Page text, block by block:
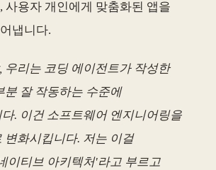
사용자 개인에게 맞춤화된 앱을
냅니다.
우리는 코딩 에이전트가 작성한
분 잘 작동하는 수준에
. 이건 소프트웨어 엔지니어링을
변화시킵니다. 저는 이걸
이티브 아키텍처'라고 부르고